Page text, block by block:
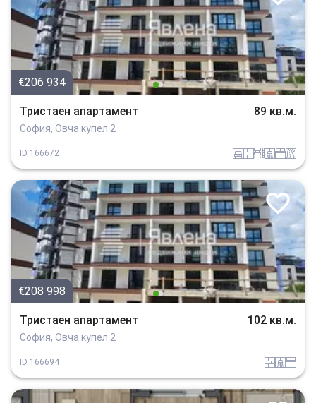
€206 934
Тристаен апартамент 89 кв.м.
София, Овча купел 2
ID 166672 garajtuhlaobzavejdne_0 sanitarno_pomeshtenie spalniav_blizost_do_asfaltiran_put
€208 998
Тристаен апартамент 102 кв.м.
София, Овча купел 2
ID 166694 tuhla sanitarno_pomeshtenie spalnia